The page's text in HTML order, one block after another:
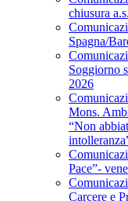
chiusura
Spagna/
Soggiorno
2026
Mons.
“Non
Pace”-
Carcere e